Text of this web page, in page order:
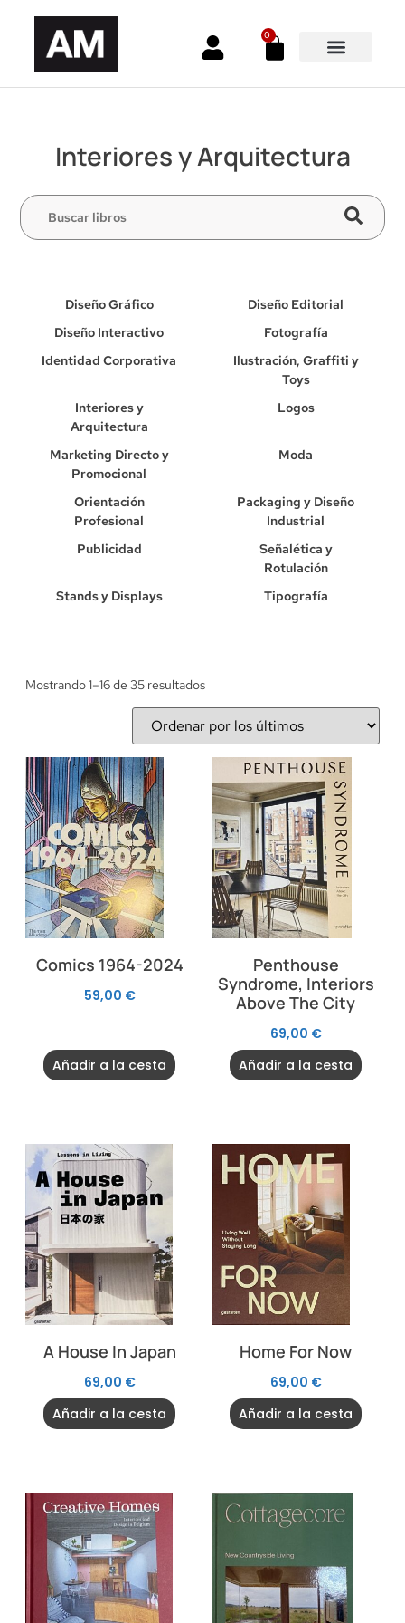
0
Interiores y Arquitectura
Diseño Gráfico
Diseño Editorial
Diseño Interactivo
Fotografía
Identidad Corporativa
Ilustración, Graffiti y
Toys
Interiores y
Arquitectura
Logos
Marketing Directo y
Promocional
Moda
Orientación
Profesional
Packaging y Diseño
Industrial
Publicidad
Señalética y
Rotulación
Stands y Displays
Tipografía
Mostrando 1–16 de 35 resultados
Comics 1964-2024
59,00 €
Añadir a la cesta
Penthouse
Syndrome, Interiors
Above The City
69,00 €
Añadir a la cesta
A House In Japan
69,00 €
Añadir a la cesta
Home For Now
69,00 €
Añadir a la cesta